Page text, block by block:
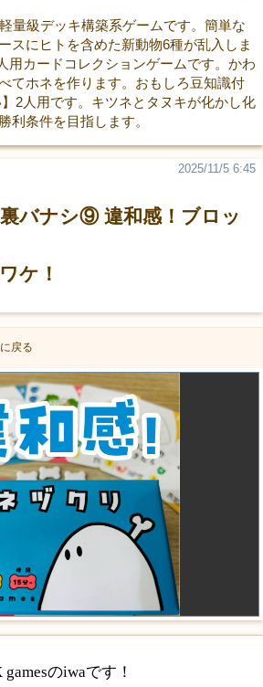
量級デッキ構築系ゲームです。簡単な
スにヒトを含めた新動物6種が乱入しま
用カードコレクションゲームです。かわ
てホネを作ります。おもしろ豆知識付
2人用です。キツネとタヌキが化かし化
利条件を目指します。
裏バナシ⑨ 違和感！ブロッ
ケ！
2025/11/5 6:45
戻る
のiwaです！